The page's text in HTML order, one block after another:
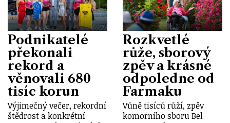
Podnikatelé
překonali
rekord a
věnovali 680
tisíc korun
Výjimečný večer, rekordní
štědrost a konkrétní
Rozkvetlé
růže, sborový
zpěv a krásné
odpoledne od
Farmaku
Vůně tisíců růží, zpěv
komorního sboru Bel